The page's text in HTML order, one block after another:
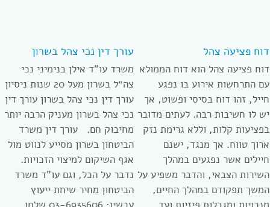
דוח פציעה צהל
דוח פציעה צהל הוא דוח הממולא
עם התרחשות אירוע בו נפגע
חייל, זהו דוח בסיסי ופשוט, אך
יש לו חשיבות רבה. לעתים מדובר
בפציעות קלות, וללא גרימת נזק
ארוך טווח. אך מנגד, ישנם
חיילים אשר נפגעים במהלך
השירות הצבאי, והדבר משפיע על
המשך תפקודם במהלך החיים,
עורך דין נכי צהל בשרון
משרד עו”ד אילן בנימיני נכי
צה״ל בשרון מעל 20 שנות ניסיון
עורך דין נכי צהל בשרון עורך דין
נכי צהל בשרון מעניק הרבה יותר
מחיבוק חם. עורך דין משרד
הביטחון בשרון מסייע לנווט מול
אגף השיקום למיצוי הזכויות.
נדבר על הכל, וגם עו”ד משרד
הביטחון מחיר שיחת ייעוץ